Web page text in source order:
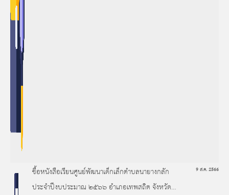
ซื้อหนังสือเรียนศูนย์พัฒนาเด็กเล็กตำบลนายางกลัก
ประจำปีงบประมาณ ๒๕๖๖ อำเภอเทพสถิต จังหวัด
9 ส.ค. 2566